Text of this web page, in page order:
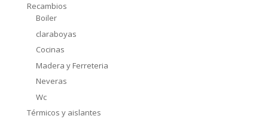
Recambios
Boiler
claraboyas
Cocinas
Madera y Ferreteria
Neveras
Wc
Térmicos y aislantes